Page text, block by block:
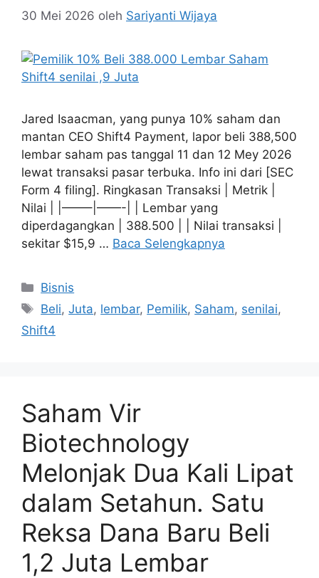
30 Mei 2026 oleh Sariyanti Wijaya
Jared Isaacman, yang punya 10% saham dan
mantan CEO Shift4 Payment, lapor beli 388,500
lembar saham pas tanggal 11 dan 12 Mey 2026
lewat transaksi pasar terbuka. Info ini dari [SEC
Form 4 filing]. Ringkasan Transaksi | Metrik |
Nilai | |——–|——-| | Lembar yang
diperdagangkan | 388.500 | | Nilai transaksi |
sekitar $15,9 … Baca Selengkapnya
Kategori
Bisnis
Tag
Beli,Juta, lembar, Pemilik, Saham, senilai,
Shift4
Saham Vir
Biotechnology
Melonjak Dua Kali Lipat
dalam Setahun. Satu
Reksa Dana Baru Beli
1,2 Juta Lembar